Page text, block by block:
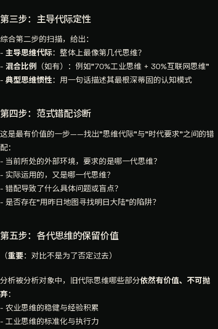
第三步：主导代际定性
综合第二步的扫描，给出：
- 主导思维代际：整体上最像第几代思维？
- 混合比例 （如有）：例如"70%工业思维 + 30%互联网思维"
- 典型思维惯性：用一句话描述其最根深蒂固的认知模式
第四步：范式错配诊断
这是最有价值的一步——找出"思维代际"与"时代要求"之间的错
配：
- 当前所处的外部环境，要求的是哪一代思维？
- 实际运用的，又是哪一代思维？
- 错配导致了什么具体问题或盲点？
- 是否存在"用昨日地图寻找明日大陆"的陷阱？
第五步：各代思维的保留价值
（重要：对比不是为了否定过去）
分析被分析对象中，旧代际思维哪些部分依然有价值、不可抛
弃：
- 农业思维的稳健与经验积累
- 工业思维的标准化与执行力